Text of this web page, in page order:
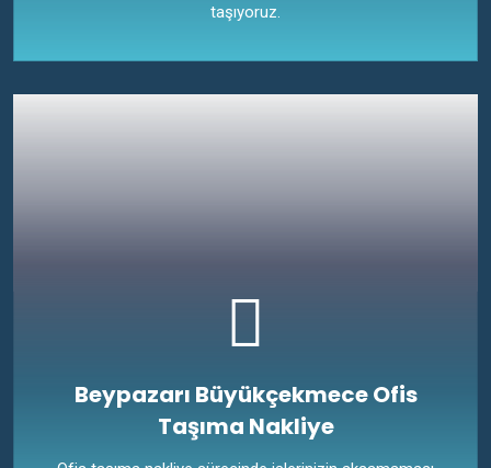
taşıyoruz.
Beypazarı Büyükçekmece Ofis
Taşıma Nakliye